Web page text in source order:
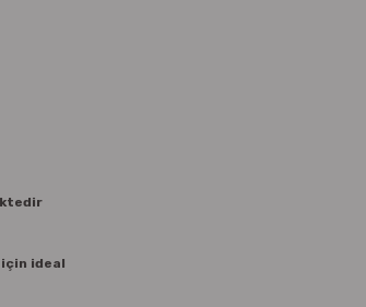
ideal